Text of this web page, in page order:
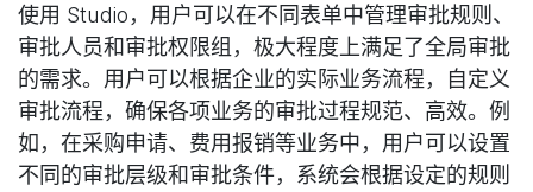
使用 Studio，用户可以在不同表单中管理审批规则、
审批人员和审批权限组，极大程度上满足了全局审批
的需求。用户可以根据企业的实际业务流程，自定义
审批流程，确保各项业务的审批过程规范、高效。例
如，在采购申请、费用报销等业务中，用户可以设置
不同的审批层级和审批条件，系统会根据设定的规则